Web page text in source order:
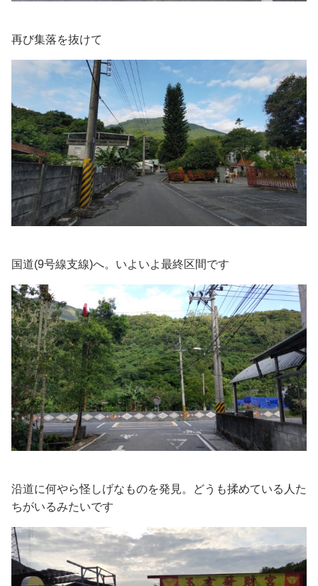
再び集落を抜けて
国道(9号線支線)へ。いよいよ最終区間です
沿道に何やら怪しげなものを発見。どうも揉めている人た
ちがいるみたいです